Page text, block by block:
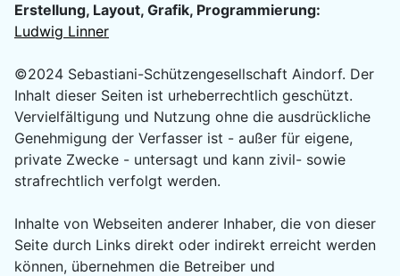
Erstellung, Layout, Grafik, Programmierung:
Ludwig Linner
©2024 Sebastiani-Schützengesellschaft Aindorf. Der
Inhalt dieser Seiten ist urheberrechtlich geschützt.
Vervielfältigung und Nutzung ohne die ausdrückliche
Genehmigung der Verfasser ist - außer für eigene,
private Zwecke - untersagt und kann zivil- sowie
strafrechtlich verfolgt werden.
Inhalte von Webseiten anderer Inhaber, die von dieser
Seite durch Links direkt oder indirekt erreicht werden
können, übernehmen die Betreiber und